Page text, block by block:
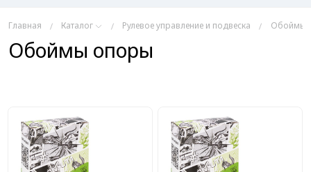
Главная Каталог Рулевое управление и подвеска Обоймы
Обоймы опоры